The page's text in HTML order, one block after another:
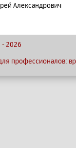
Александрович
- 2026
профессионалов: